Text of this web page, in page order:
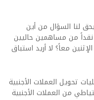
لنا السؤال من أين
من مساهمين حاليين
معاً؟ لا أريد استباق
تحويل العملات الأجنبية
من العملات الأجنبية